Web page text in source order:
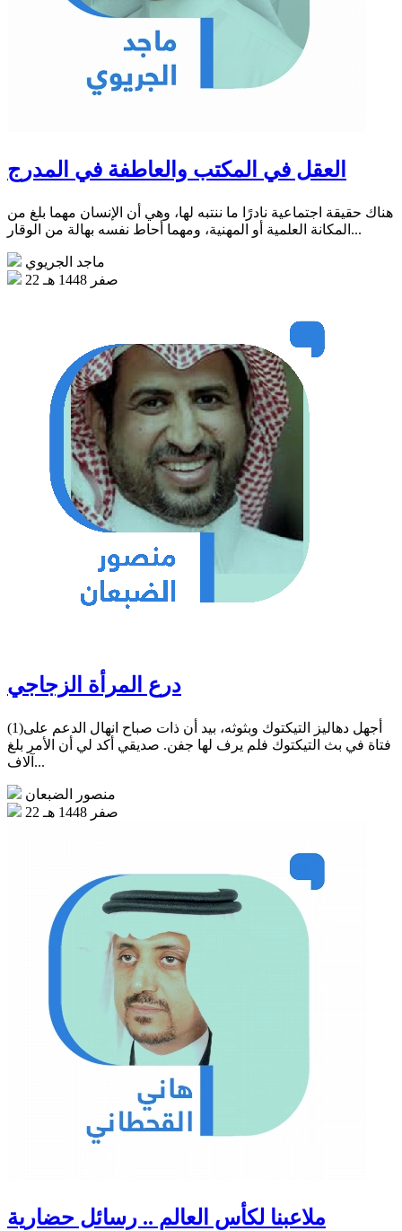
العقل في المكتب والعاطفة في المدرج
هناك حقيقة اجتماعية نادرًا ما ننتبه لها، وهي أن الإنسان مهما بلغ من
المكانة العلمية أو المهنية، ومهما أحاط نفسه بهالة من الوقار...
ماجد الجريوي
22 صفر 1448 هـ
درع المرأة الزجاجي
(1)أجهل دهاليز التيكتوك وبثوثه، بيد أن ذات صباح انهال الدعم على
فتاة في بث التيكتوك فلم يرف لها جفن. صديقي أكد لي أن الأمر بلغ
آلاف...
منصور الضبعان
22 صفر 1448 هـ
ملاعبنا لكأس العالم .. رسائل حضارية